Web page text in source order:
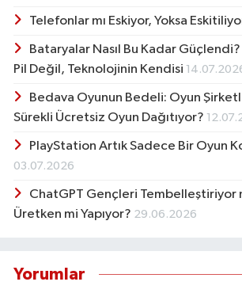
Telefonlar mı Eskiyor, Yoksa
Bataryalar Nasıl Bu Kadar
Pil Değil, Teknolojinin Kendisi
Bedava Oyunun Bedeli: Oyun
Sürekli Ücretsiz Oyun Dağıtıyor?
PlayStation Artık Sadece Bir Oyun
03.07.2026
ChatGPT Gençleri Tembelleştiriyor
Üretken mi Yapıyor? 29.06.2026
Yorumlar